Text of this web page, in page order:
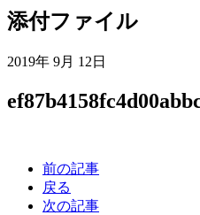
添付ファイル
2019年 9月 12日
前の記事
戻る
次の記事